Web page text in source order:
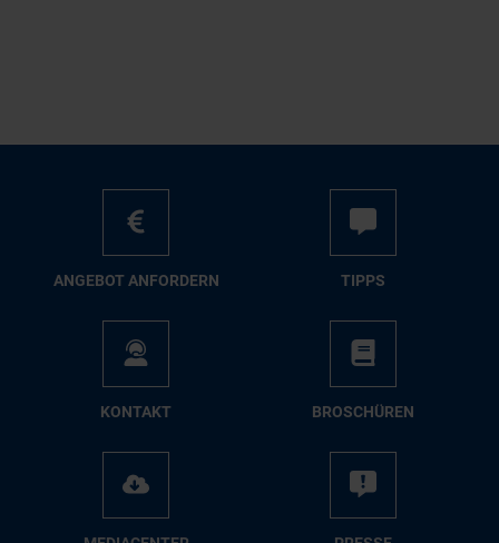
AN­GE­BOT AN­FOR­DERN TIPPS
KON­TAKT BRO­SCHÜ­REN